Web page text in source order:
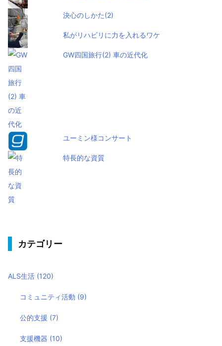
決心のしかた(2)
私がリハビリに力を入れるワケ
GW四国旅行(2) 車の近代化
ユーミン様コンサート
特長的な資質
カテゴリー
ALS生活 (120)
コミュニティ活動 (9)
公的支援 (7)
支援機器 (10)